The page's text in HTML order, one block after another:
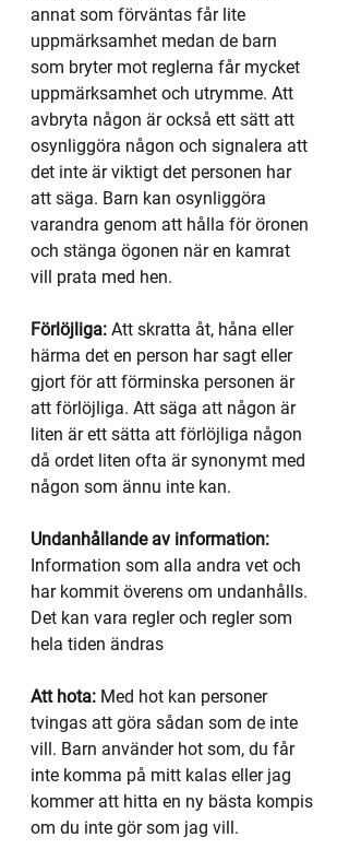
annat som förväntas får lite
uppmärksamhet medan de barn
som bryter mot reglerna får mycket
uppmärksamhet och utrymme. Att
avbryta någon är också ett sätt att
osynliggöra någon och signalera att
det inte är viktigt det personen har
att säga. Barn kan osynliggöra
varandra genom att hålla för öronen
och stänga ögonen när en kamrat
vill prata med hen.
Förlöjliga: Att skratta åt, håna eller
härma det en person har sagt eller
gjort för att förminska personen är
att förlöjliga. Att säga att någon är
liten är ett sätta att förlöjliga någon
då ordet liten ofta är synonymt med
någon som ännu inte kan.
Undanhållande av information:
Information som alla andra vet och
har kommit överens om undanhålls.
Det kan vara regler och regler som
hela tiden ändras
Att hota: Med hot kan personer
tvingas att göra sådan som de inte
vill. Barn använder hot som, du får
inte komma på mitt kalas eller jag
kommer att hitta en ny bästa kompis
om du inte gör som jag vill.